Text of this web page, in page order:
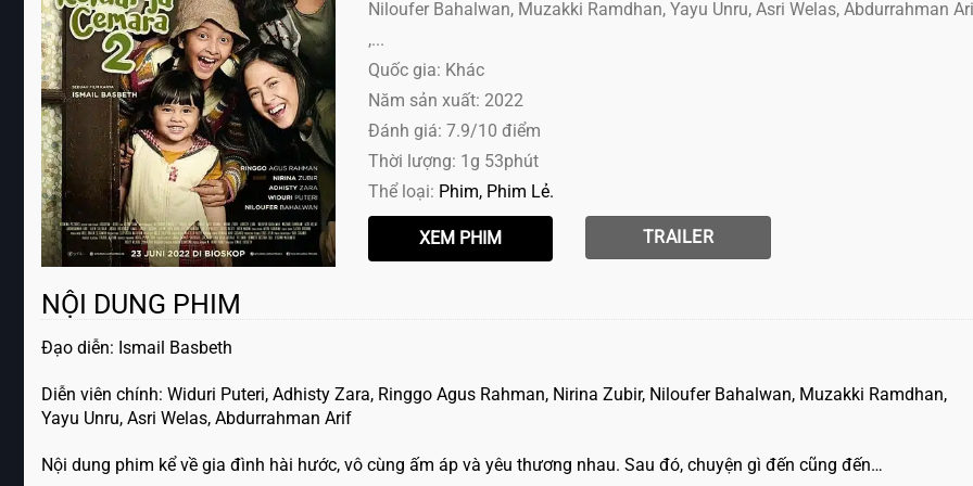
Niloufer Bahalwan, Muzakki Ramdhan, Yayu Unru, Asri Welas, Abdurrahman
,...
Quốc gia: Khác
Năm sản xuất: 2022
Đánh giá: 7.9/10 điểm
Thời lượng: 1g 53phút
Thể loại: Phim Phim Lẻ
TRAILER
NỘI DUNG PHIM
Đạo diễn: Ismail Basbeth
Diễn viên chính: Widuri Puteri, Adhisty Zara, Ringgo Agus Rahman, Nirina Zubir, Niloufer Bahalwan, Muzakki Ramdhan,
Yayu Unru, Asri Welas, Abdurrahman Arif
Nội dung phim kể về gia đình hài hước, vô cùng ấm áp và yêu thương nhau. Sau đó, chuyện gì đến cũng đến…